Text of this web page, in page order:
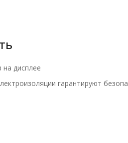
дисплее
гарантируют